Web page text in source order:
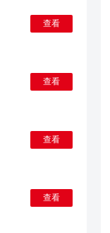
查看
查看
查看
查看